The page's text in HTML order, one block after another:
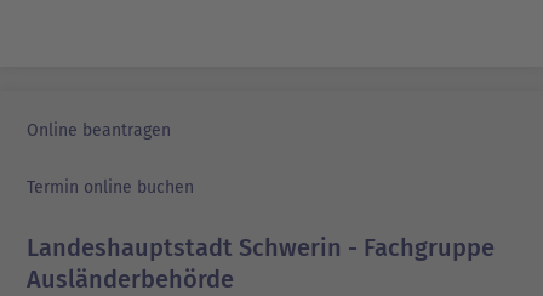
Online beantragen
Termin online buchen
Landeshauptstadt Schwerin - Fachgruppe
Ausländerbehörde